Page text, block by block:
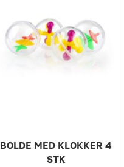
BOLDE MED KLOKKER 4
STK